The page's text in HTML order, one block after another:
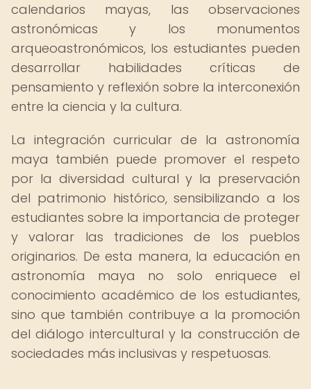
calendarios mayas, las observaciones
astronómicas y los monumentos
arqueoastronómicos, los estudiantes pueden
desarrollar habilidades críticas de
pensamiento y reflexión sobre la interconexión
entre la ciencia y la cultura.
La integración curricular de la astronomía
maya también puede promover el respeto
por la diversidad cultural y la preservación
del patrimonio histórico, sensibilizando a los
estudiantes sobre la importancia de proteger
y valorar las tradiciones de los pueblos
originarios. De esta manera, la educación en
astronomía maya no solo enriquece el
conocimiento académico de los estudiantes,
sino que también contribuye a la promoción
del diálogo intercultural y la construcción de
sociedades más inclusivas y respetuosas.